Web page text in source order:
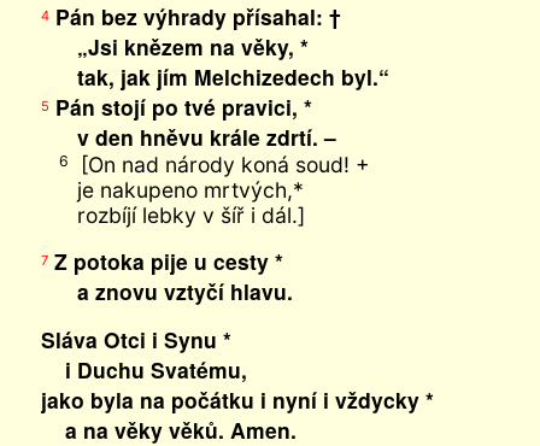
4Pán bez výhrady přísahal: †
„Jsi knězem na věky, *
tak, jak jím Melchizedech byl.“
5 Pán stojí po tvé pravici, *
v den hněvu krále zdrtí. –
6
[On nad národy koná soud! +
je nakupeno mrtvých,*
rozbíjí lebky v šíř i dál.]
7Z potoka pije u cesty *
a znovu vztyčí hlavu.
Sláva Otci i Synu *
i Duchu Svatému,
jako byla na počátku i nyní i vždycky *
a na věky věků. Amen.